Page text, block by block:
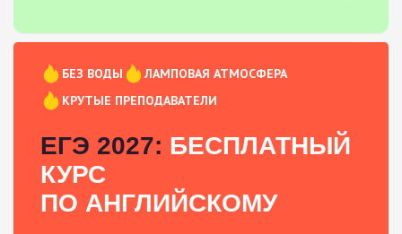
БЕЗ ВОДЫ
ЛАМПОВАЯ АТМОСФЕРА
КРУТЫЕ ПРЕПОДАВАТЕЛИ
ЕГЭ 2027: БЕСПЛАТНЫЙ
КУРС
ПО АНГЛИЙСКОМУ